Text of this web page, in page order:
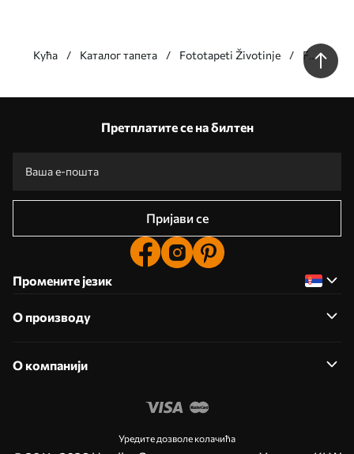
Кућа Каталог тапета Fototapeti Životinje
Životinje
Производња према индивидуалним величинама
Промотивни кодови са попустима за наручивање!
Претплатите се на билтен
Пријави се
Промените језик
О производу
О компанији
Уредите дозволе колачића